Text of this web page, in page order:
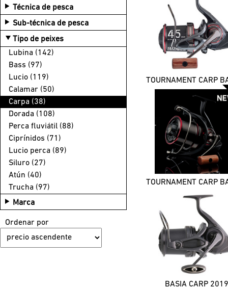
Agua dulce (36)
Mar (9)
Técnica de pesca
Barco (4)
Depredadores (6)
Carpa (34)
Coup (2)
Spinning marino (6)
Pesca exótica (2)
Trucha (2)
Sub-técnica de pesca
Exótico (1)
Spinning agua dulce (2)
Spinning marino (2)
Embarcación fundada (1)
Tipo de peixes
Lubina (142)
Bass (97)
Lucio (119)
Calamar (50)
Carpa (38)
Dorada (108)
Perca fluviátil (88)
Ciprínidos (71)
Lucio perca (89)
Siluro (27)
Atún (40)
Trucha (97)
Marca
BLACK WIDOW (7)
BRB (1)
Ordenar por
BASIA CARP 2019